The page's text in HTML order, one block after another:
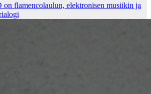
flamencolaulun, elektronisen musiikin ja